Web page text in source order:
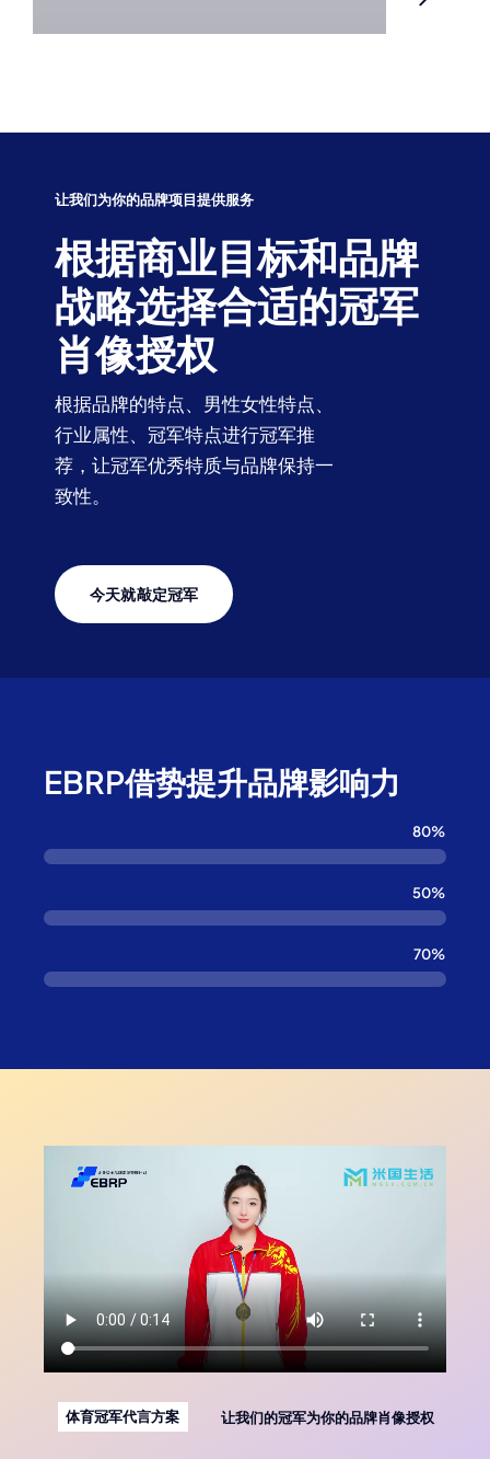
让我们为你的品牌项目提供服务
根据商业目标和品牌
战略选择合适的冠军
肖像授权
根据品牌的特点、男性女性特点、
行业属性、冠军特点进行冠军推
荐，让冠军优秀特质与品牌保持一
致性。
今天就敲定冠军
EBRP借势提升品牌影响力
80%
50%
70%
体育冠军代言方案 让我们的冠军为你的品牌肖像授权